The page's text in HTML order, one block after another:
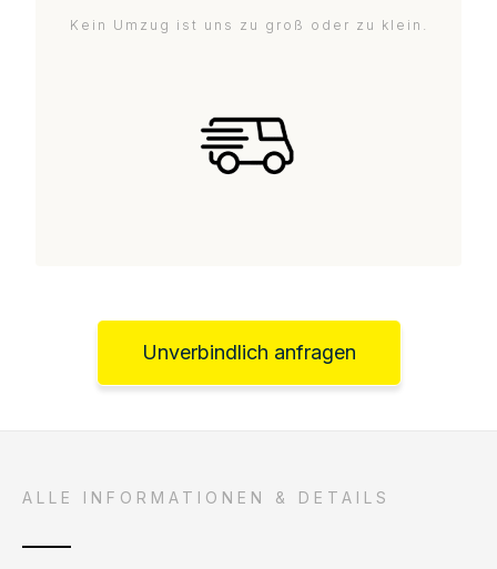
Kein Umzug ist uns zu groß oder zu klein.
Unverbindlich anfragen
ALLE INFORMATIONEN & DETAILS